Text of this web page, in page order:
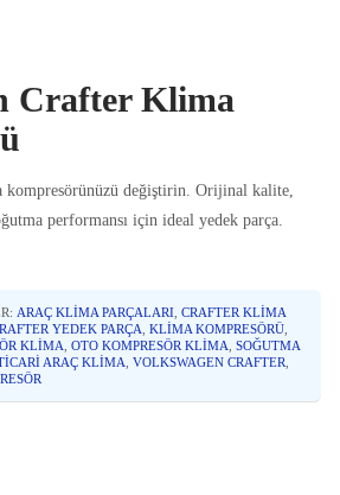
Crafter Klima
kompresörünüzü değiştirin. Orijinal kalite,
performansı için ideal yedek parça.
ARAÇ KLIMA PARÇALARI, CRAFTER KLIMA
YEDEK PARÇA KLIMA KOMPRESÖRÜ,
KLIMA OTO KOMPRESÖR KLIMA SOĞUTMA
ARAÇ KLIMA VOLKSWAGEN CRAFTER